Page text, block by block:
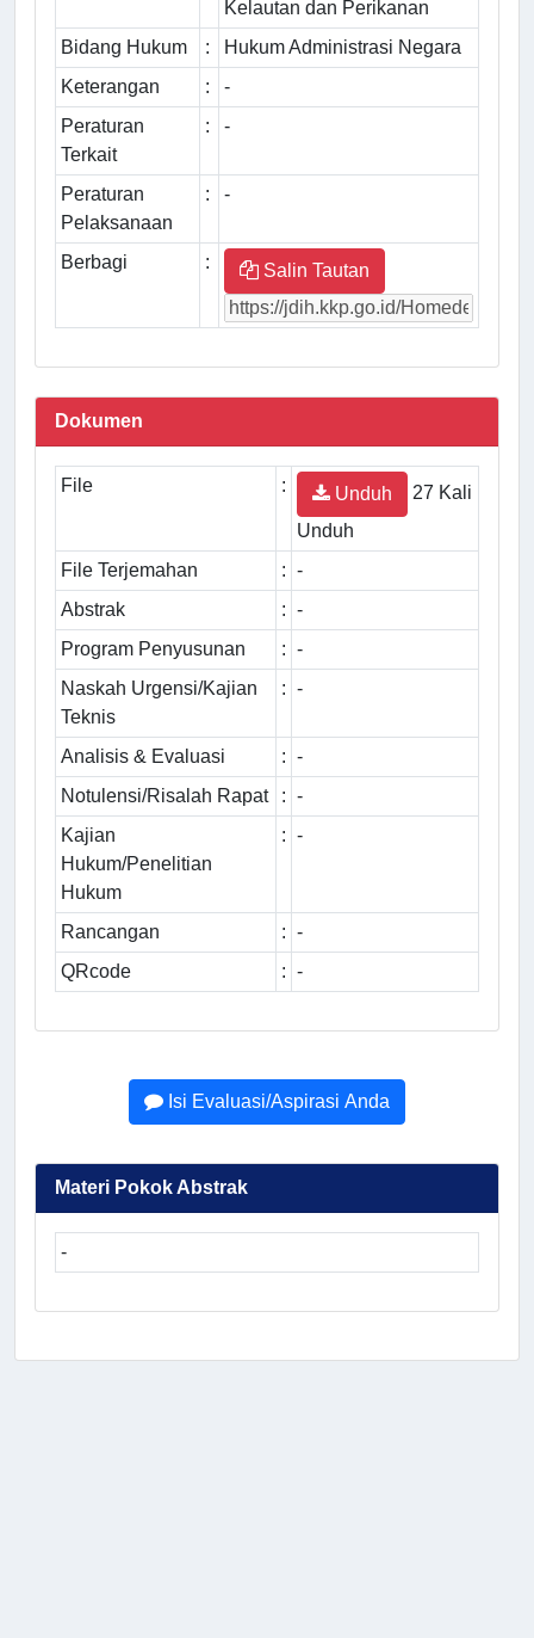
Kelautan dan Perikanan
Bidang Hukum
:
Hukum Administrasi Negara
Keterangan
:
-
Peraturan
Terkait
: -
Peraturan
Pelaksanaan
: -
Berbagi : Salin Tautan
Dokumen
File : Unduh
27 Kali
Unduh
File Terjemahan
: -
Abstrak
: -
Program Penyusunan
: -
Naskah Urgensi/Kajian
Teknis
: -
Analisis & Evaluasi : -
Notulensi/Risalah Rapat
: -
Kajian
Hukum/Penelitian
Hukum
: -
Rancangan : -
QRcode
: -
Isi Evaluasi/Aspirasi Anda
Materi Pokok Abstrak
-